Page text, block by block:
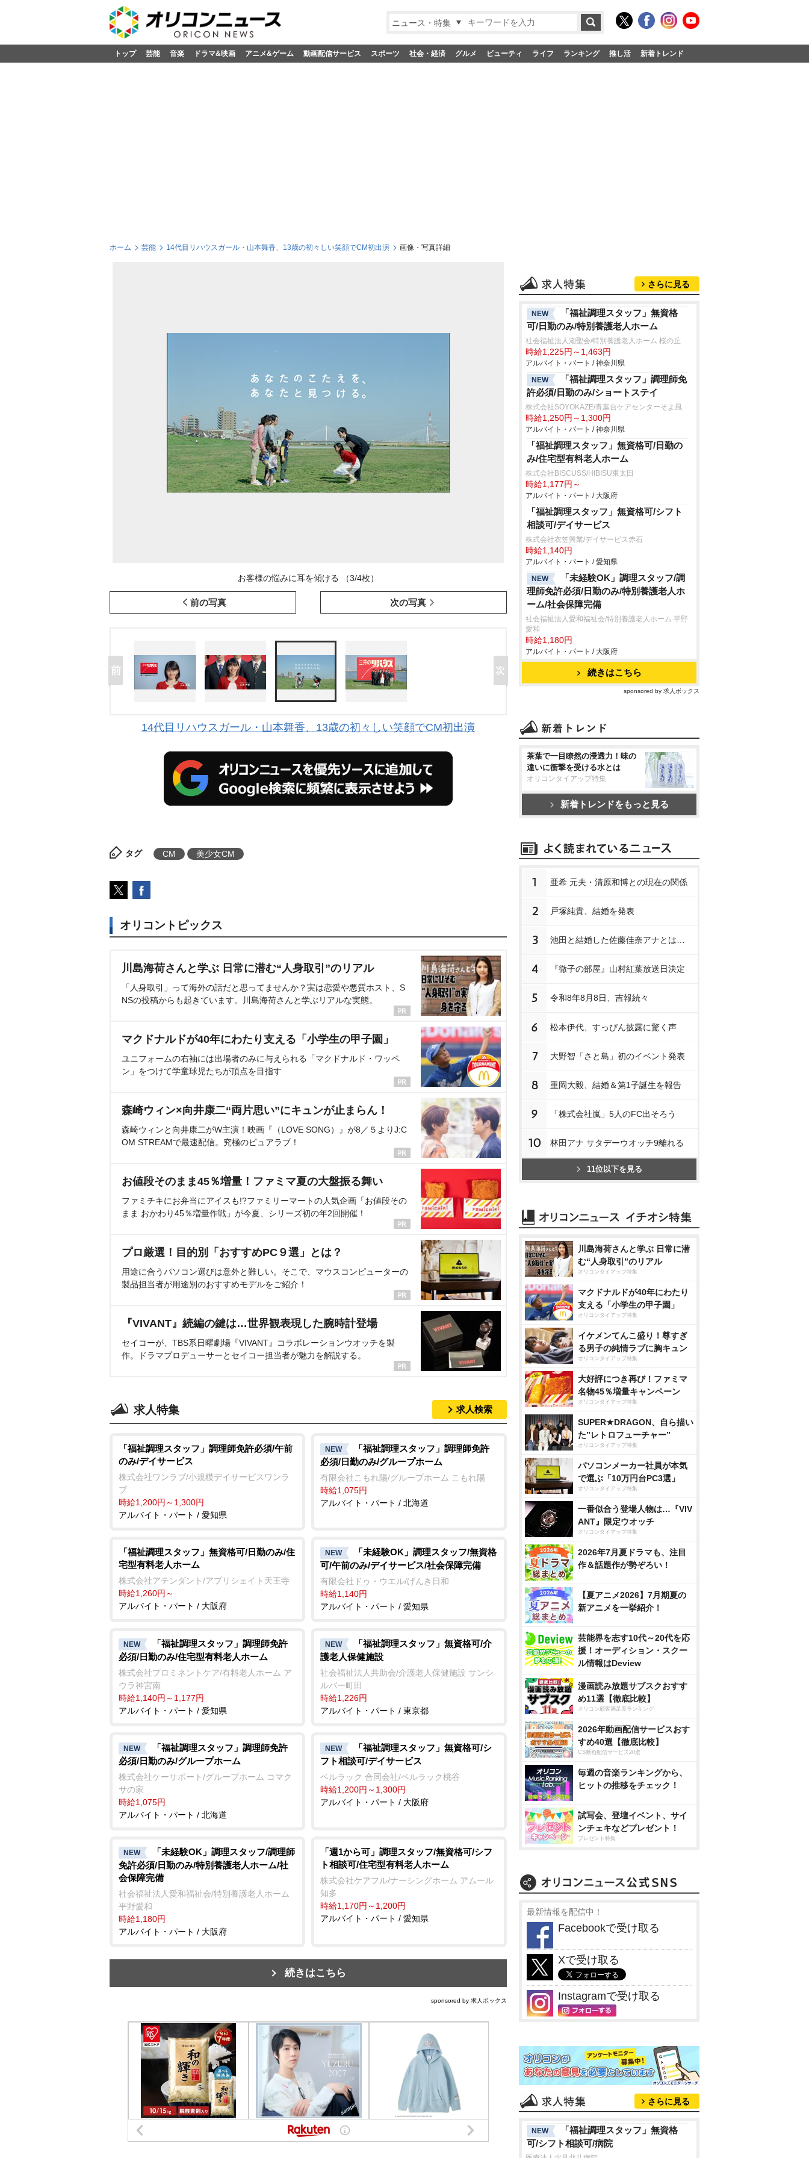
ニュース・特集
トップ 芸能 音楽 ドラマ&映画 アニメ&ゲーム 動画配信サービス スポーツ 社会・経済 グルメ ビューティ ライフ ランキング 推し活 新着トレンド
ホーム 芸能 14代目リハウスガール・山本舞香、13歳の初々しい笑顔でCM初出演 画像・写真詳細
お客様の悩みに耳を傾ける （3/4枚）
前の写真 次の写真
14代目リハウスガール・山本舞香、13歳の初々しい笑顔でCM初出演
タグ CM 美少女CM
オリコントピックス
川島海荷さんと学ぶ 日常に潜む“人身取引”のリアル
「人身取引」って海外の話だと思ってませんか？実は恋愛や悪質ホスト、S
NSの投稿からも起きています。川島海荷さんと学ぶリアルな実態。
マクドナルドが40年にわたり支える「小学生の甲子園」
ユニフォームの右袖には出場者のみに与えられる「マクドナルド・ワッペ
ン」をつけて学童球児たちが頂点を目指す
森崎ウィン×向井康二“両片思い”にキュンが止まらん！
森崎ウィンと向井康二がW主演！映画『（LOVE SONG）』が8／５よりJ:C
OM STREAMで最速配信。究極のピュアラブ！
お値段そのまま45％増量！ファミマ夏の大盤振る舞い
ファミチキにお弁当にアイスも!?ファミリーマートの人気企画「お値段その
まま おかわり45％増量作戦」が今夏、シリーズ初の年2回開催！
プロ厳選！目的別「おすすめPC９選」とは？
用途に合うパソコン選びは意外と難しい。そこで、マウスコンピューターの
製品担当者が用途別のおすすめモデルをご紹介！
『VIVANT』続編の鍵は…世界観表現した腕時計登場
セイコーが、TBS系日曜劇場『VIVANT』コラボレーションウオッチを製
作。ドラマプロデューサーとセイコー担当者が魅力を解説する。
求人特集 求人検索
「福祉調理スタッフ」調理師免許必須/午前
のみ/デイサービス
株式会社ワンラブ/小規模デイサービスワンラ
ブ
時給1,200円～1,300円
アルバイト・パート / 愛知県
NEW
「福祉調理スタッフ」調理師免許
必須/日勤のみ/グループホーム
有限会社こもれ陽/グループホーム こもれ陽
時給1,075円
アルバイト・パート / 北海道
「福祉調理スタッフ」無資格可/日勤のみ/住
宅型有料老人ホーム
株式会社アテンダント/アプリシェイト天王寺
時給1,260円～
アルバイト・パート / 大阪府
NEW
「未経験OK」調理スタッフ/無資格
可/午前のみ/デイサービス/社会保障完備
有限会社ドゥ・ウエル/げんき日和
時給1,140円
アルバイト・パート / 愛知県
NEW
「福祉調理スタッフ」調理師免許
必須/日勤のみ/住宅型有料老人ホーム
株式会社プロミネントケア/有料老人ホーム ア
ウラ神宮南
時給1,140円～1,177円
アルバイト・パート / 愛知県
NEW
「福祉調理スタッフ」無資格可/介
護老人保健施設
社会福祉法人共助会/介護老人保健施設 サンシ
ルバー町田
時給1,226円
アルバイト・パート / 東京都
NEW
「福祉調理スタッフ」調理師免許
必須/日勤のみ/グループホーム
株式会社ケーサポート/グループホーム コマク
サの家
時給1,075円
アルバイト・パート / 北海道
NEW
「福祉調理スタッフ」無資格可/シ
フト相談可/デイサービス
ベルラック 合同会社/ベルラック桃谷
時給1,200円～1,300円
アルバイト・パート / 大阪府
NEW
「未経験OK」調理スタッフ/調理師
免許必須/日勤のみ/特別養護老人ホーム/社
会保障完備
社会福祉法人愛和福祉会/特別養護老人ホーム
平野愛和
時給1,180円
アルバイト・パート / 大阪府
「週1から可」調理スタッフ/無資格可/シフ
ト相談可/住宅型有料老人ホーム
株式会社ケアフル/ナーシングホーム アムール
知多
時給1,170円～1,200円
アルバイト・パート / 愛知県
続きはこちら
sponsored by 求人ボックス
さらに見る
NEW
「福祉調理スタッフ」無資格
可/日勤のみ/特別養護老人ホーム
社会福祉法人湖聖会/特別養護老人ホーム 桜の丘
時給1,225円～1,463円
アルバイト・パート / 神奈川県
NEW
「福祉調理スタッフ」調理師免
許必須/日勤のみ/ショートステイ
株式会社SOYOKAZE/青葉台ケアセンターそよ風
時給1,250円～1,300円
アルバイト・パート / 神奈川県
「福祉調理スタッフ」無資格可/日勤の
み/住宅型有料老人ホーム
株式会社BISCUSS/HIBISU東太田
時給1,177円～
アルバイト・パート / 大阪府
「福祉調理スタッフ」無資格可/シフト
相談可/デイサービス
株式会社衣笠興業/デイサービス赤石
時給1,140円
アルバイト・パート / 愛知県
NEW
「未経験OK」調理スタッフ/調
理師免許必須/日勤のみ/特別養護老人ホ
ーム/社会保障完備
社会福祉法人愛和福祉会/特別養護老人ホーム 平野
愛和
時給1,180円
アルバイト・パート / 大阪府
続きはこちら
sponsored by 求人ボックス
茶葉で一目瞭然の浸透力！味の
違いに衝撃を受ける水とは
オリコンタイアップ特集
新着トレンドをもっと見る
1 亜希 元夫・清原和博との現在の関係
2 戸塚純貴、結婚を発表
3 池田と結婚した佐藤佳奈アナとは…
4 『徹子の部屋』山村紅葉放送日決定
5 令和8年8月8日、吉報続々
6 松本伊代、すっぴん披露に驚く声
7 大野智「さと島」初のイベント発表
8 重岡大毅、結婚＆第1子誕生を報告
9 「株式会社嵐」5人のFC出そろう
10 林田アナ サタデーウオッチ9離れる
11位以下を見る
川島海荷さんと学ぶ 日常に潜
む“人身取引”のリアル
オリコンタイアップ特集
マクドナルドが40年にわたり
支える「小学生の甲子園」
オリコンタイアップ特集
イケメンてんこ盛り！尊すぎ
る男子の純情ラブに胸キュン
オリコンタイアップ特集
大好評につき再び！ファミマ
名物45％増量キャンペーン
オリコンタイアップ特集
SUPER★DRAGON、自ら描い
た”レトロフューチャー”
オリコンタイアップ特集
パソコンメーカー社員が本気
で選ぶ「10万円台PC3選」
オリコンタイアップ特集
一番似合う登場人物は…『VIV
ANT』限定ウオッチ
オリコンタイアップ特集
2026年7月夏ドラマも、注目
作＆話題作が勢ぞろい！
【夏アニメ2026】7月期夏の
新アニメを一挙紹介！
芸能界を志す10代～20代を応
援！オーディション・スクー
ル情報はDeview
漫画読み放題サブスクおすす
め11選【徹底比較】
オリコン顧客満足度ランキング
2026年動画配信サービスおす
すめ40選【徹底比較】
CS動画配信サービス20選
毎週の音楽ランキングから、
ヒットの推移をチェック！
試写会、登壇イベント、サイ
ンチェキなどプレゼント！
プレゼント特集
最新情報を配信中！
Facebookで受け取る
Xで受け取る
Instagramで受け取る
さらに見る
NEW
「福祉調理スタッフ」無資格
可/シフト相談可/病院